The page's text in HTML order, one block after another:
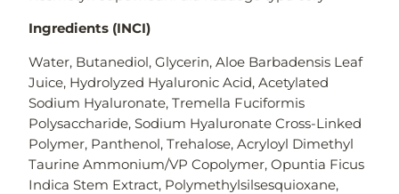
Ingredients (INCI)
Water, Butanediol, Glycerin, Aloe Barbadensis Leaf
Juice, Hydrolyzed Hyaluronic Acid, Acetylated
Sodium Hyaluronate, Tremella Fuciformis
Polysaccharide, Sodium Hyaluronate Cross-Linked
Polymer, Panthenol, Trehalose, Acryloyl Dimethyl
Taurine Ammonium/VP Copolymer, Opuntia Ficus
Indica Stem Extract, Polymethylsilsesquioxane,